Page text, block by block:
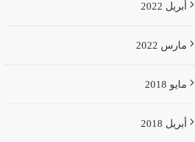
أبريل 2022
مارس 2022
مايو 2018
أبريل 2018